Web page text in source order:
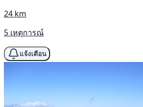
24 km
5 เหตุการณ์
แจ้งเตือน